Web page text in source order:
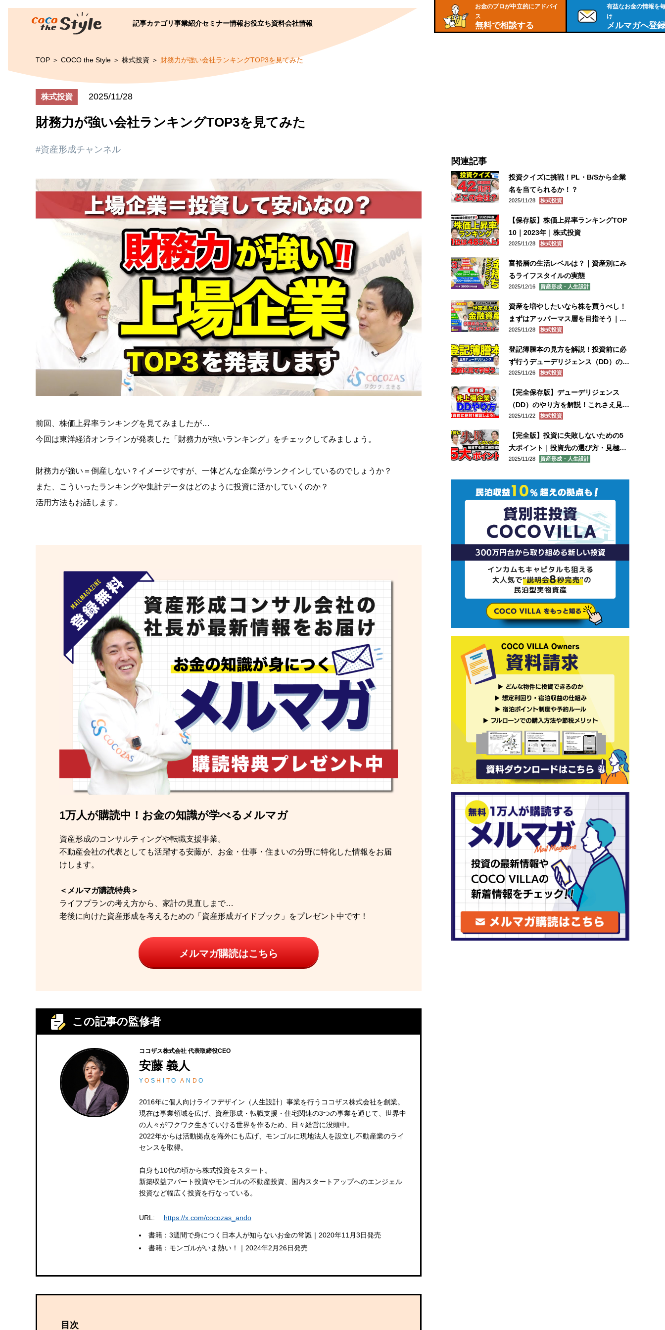
記事カテゴリ事業紹介セミナー情報お役立ち資料会社情報
TOP COCO the Style 株式投資 財務力が強い会社ランキングTOP3を見てみた
株式投資 2025/11/28
財務力が強い会社ランキングTOP3を見てみた
#資産形成チャンネル
前回、株価上昇率ランキングを見てみましたが…
今回は東洋経済オンラインが発表した「財務力が強いランキング」をチェックしてみましょう。
財務力が強い＝倒産しない？イメージですが、一体どんな企業がランクインしているのでしょうか？
また、こういったランキングや集計データはどのように投資に活かしていくのか？
活用方法もお話します。
1万人が購読中！お金の知識が学べるメルマガ
資産形成のコンサルティングや転職支援事業。
不動産会社の代表としても活躍する安藤が、お金・仕事・住まいの分野に特化した情報をお届
けします。
＜メルマガ購読特典＞
ライフプランの考え方から、家計の見直しまで…
老後に向けた資産形成を考えるための「資産形成ガイドブック」をプレゼント中です！
メルマガ購読はこちら
この記事の監修者
ココザス株式会社 代表取締役CEO
安藤 義人
YO S H TO A N DO
2016年に個人向けライフデザイン（人生設計）事業を行うココザス株式会社を創業。
現在は事業領域を広げ、資産形成・転職支援・住宅関連の3つの事業を通じて、世界中
の人々がワクワク生きていける世界を作るため、日々経営に没頭中。
2022年からは活動拠点を海外にも広げ、モンゴルに現地法人を設立し不動産業のライ
センスを取得。
自身も10代の頃から株式投資をスタート。
新築収益アパート投資やモンゴルの不動産投資、国内スタートアップへのエンジェル
投資など幅広く投資を行なっている。
URL: https://x.com/cocozas_ando
書籍：3週間で身につく日本人が知らないお金の常識｜2020年11月3日発売
書籍：モンゴルがいま熱い！｜2024年2月26日発売
目次
関連記事
投資クイズに挑戦！PL・B/Sから企業
名を当てられるか！？
2025/11/28 株式投資
【保存版】株価上昇率ランキングTOP
10｜2023年｜株式投資
2025/11/28 株式投資
富裕層の生活レベルは？｜資産別にみ
るライフスタイルの実態
2025/12/16 資産形成・人生設計
資産を増やしたいなら株を買うべし！
まずはアッパーマス層を目指そう｜世
帯別の金融資産を計算してみた
2025/11/28 株式投資
登記簿謄本の見方を解説！投資前に必
ず行うデューデリジェンス（DD）のや
り方！
2025/11/26 株式投資
【完全保存版】デューデリジェンス
（DD）のやり方を解説！これさえ見れ
ば間違いなし！
2025/11/22 株式投資
【完全版】投資に失敗しないための5
大ポイント｜投資先の選び方・見極め
方
2025/11/28 資産形成・人生設計
お金のプロが中立的にアドバイ
ス
無料で相談する
有益なお金の情報を
け
メルマガへ登